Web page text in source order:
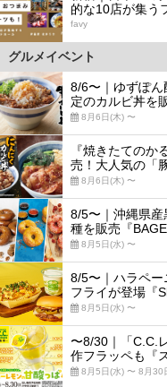
的な10店が集う
favy
グルメイベント
8/6〜｜ゆずぽ
定のカルビ丼を
8月6日(木) 〜
『焼きたてのか
売！大人気の「
8月6日(木) 〜
8/5〜｜沖縄県
種を販売『
8月5日(水) 〜
8/5〜｜ハラペー
フライが登場『
8月5日(水) 〜
〜8/30｜「C.C.
作フラッペも『
8月5日(水) 〜 8月30